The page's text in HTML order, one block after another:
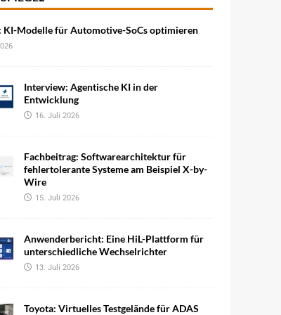
KI-Modelle für Automotive-SoCs optimieren
Interview: Agentische KI in der
Entwicklung
16. Juli 2026
Fachbeitrag: Softwarearchitektur für
fehlertolerante Systeme am Beispiel X-by-
Wire
15. Juli 2026
Anwenderbericht: Eine HiL-Plattform für
unterschiedliche Wechselrichter
13. Juli 2026
Toyota: Virtuelles Testgelände für ADAS